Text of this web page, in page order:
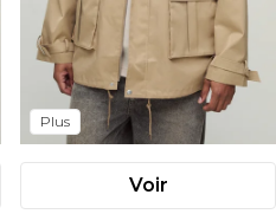
Plus
Voir